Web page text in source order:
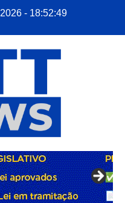
- 18:52:50